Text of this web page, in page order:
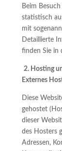
Beim
statistisch
mit
Detaillierte
finden Sie in
2. Hosting
Externes
Diese
gehostet
dieser
des Hosters
Adressen,